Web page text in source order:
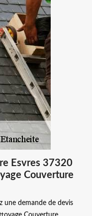
Esvres 37320
Couverture
une demande de devis